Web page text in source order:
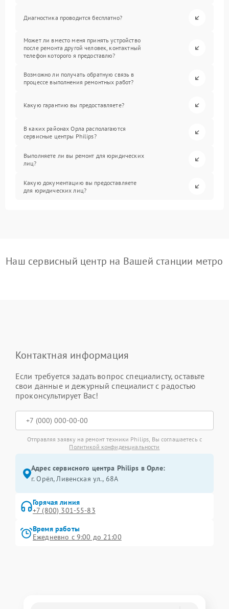
Диагностика проводится бесплатно?
Может ли вместо меня принять устройство
после ремонта другой человек, контактный
телефон которого я предоставлю?
Возможно ли получать обратную связь в
процессе выполнения ремонтных работ?
Какую гарантию вы предоставляете?
В каких районах Орла располагаются
сервисные центры Philips?
Выполняете ли вы ремонт для юридических
лиц?
Какую документацию вы предоставляете
для юридических лиц?
Наш сервисный центр на Вашей станции метро
Контактная информация
Если требуется задать вопрос специалисту, оставьте
свои данные и дежурный специалист с радостью
проконсультирует Вас!
Отправляя заявку на ремонт техники Philips, Вы соглашаетесь с
Политикой конфиденциальности
Адрес сервисного центра Philips в Орле:
г. Орёл, Ливенская ул., 68А
Горячая линия
+7 (800) 301-55-83
Время работы
Ежедневно с 9:00 до 21:00